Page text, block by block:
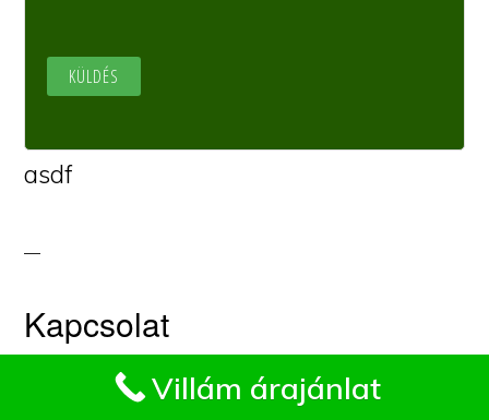
asdf
Kapcsolat
Villám árajánlat